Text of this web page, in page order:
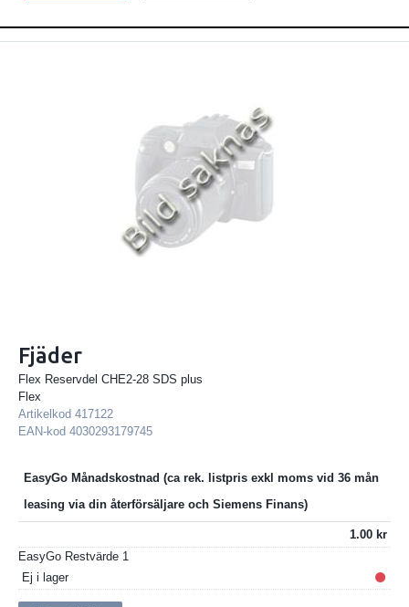
Fjäder
Flex Reservdel CHE2-28 SDS plus
Flex
Artikelkod 417122
EAN-kod 4030293179745
EasyGo Månadskostnad
1.00
EasyGo Restvärde 1
Ej i lager